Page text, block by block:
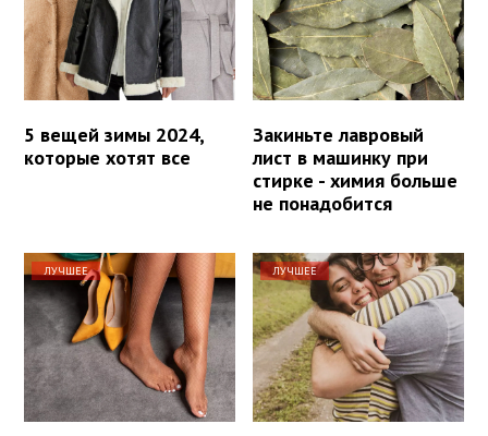
5 вещей зимы 2024,
которые хотят все
Закиньте лавровый
лист в машинку при
стирке - химия больше
не понадобится
ЛУЧШЕЕ ЛУЧШЕЕ